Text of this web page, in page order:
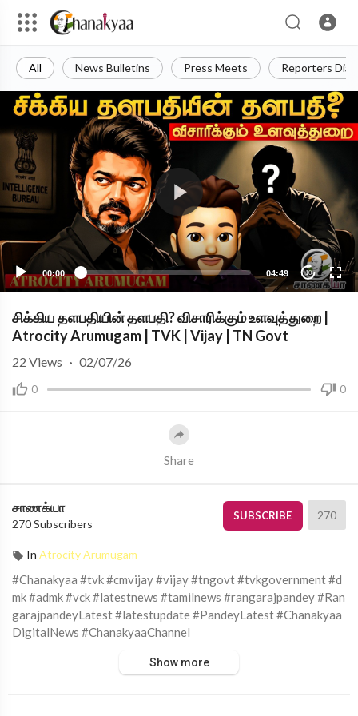
All News Bulletins Press Meets Reporters
00:00 04:49 10
சிக்கிய தளபதியின் தளபதி? விசாரிக்கும் உளவுத்துறை |
Atrocity Arumugam | TVK | Vijay | TN Govt
0 0
22 Views · 02/07/26
Share
சாணக்யா
270 Subscribers
SUBSCRIBE 270
In Atrocity Arumugam
#Chanakyaa #tvk #cmvijay #vijay #tngovt #tvkgovernment #d
mk #admk #vck #latestnews #tamilnews #rangarajpandey #Ran
garajpandeyLatest #latestupdate #PandeyLatest #Chanakyaa
DigitalNews #ChanakyaaChannel
Show more